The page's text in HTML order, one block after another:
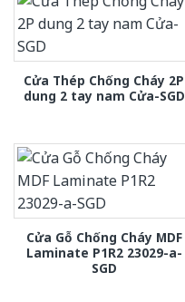
Cửa Thép Chống Cháy 2P
dung 2 tay nam Cửa-SGD
Cửa Gỗ Chống Cháy MDF
Laminate P1R2 23029-a-
SGD